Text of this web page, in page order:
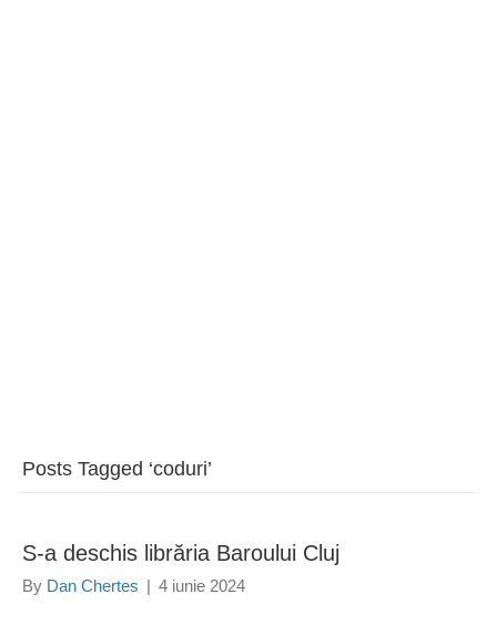
Posts Tagged ‘coduri’
S-a deschis librăria Baroului Cluj
By Dan Chertes | 4 iunie 2024